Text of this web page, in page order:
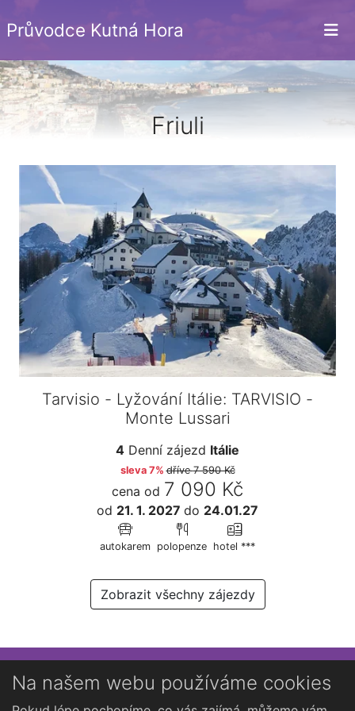
Průvodce Kutná Hora
Friuli
Tarvisio - Lyžování Itálie: TARVISIO -
Monte Lussari
4 Denní zájezd Itálie
sleva 7% dříve7 590 Kč
cena od 7 090 Kč
od 21. 1. 2027 do 24.01.27
autokarem polopenze hotel ***
Zobrazit všechny zájezdy
Přihlaste se k newsletteru
Chcete dostávat občasné novinky o Kutné Hoře?
Na našem webu používáme cookies